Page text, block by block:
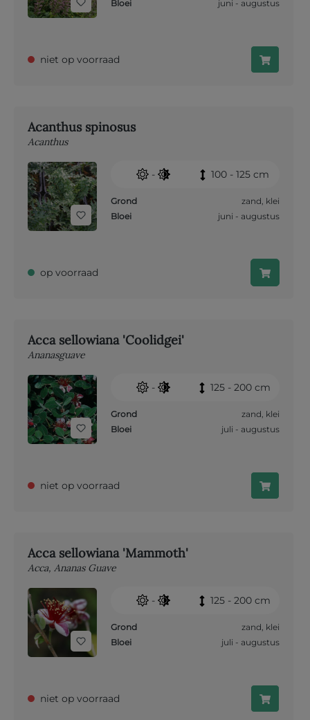
Bloei
juni - augustus
niet op voorraad
Acanthus spinosus
Acanthus
- 100 - 125 cm
Grond zand, klei
Bloei
juni - augustus
op voorraad
Acca sellowiana 'Coolidgei'
Ananasguave
- 125 - 200 cm
Grond zand, klei
Bloei
juli - augustus
niet op voorraad
Acca sellowiana 'Mammoth'
Acca, Ananas Guave
- 125 - 200 cm
Grond zand, klei
Bloei
juli - augustus
niet op voorraad